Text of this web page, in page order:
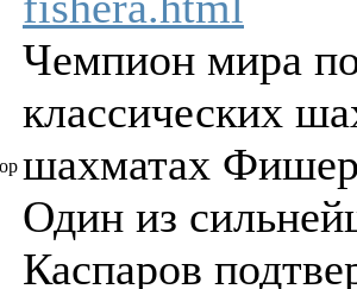
Чемпион мира
классических
шахматах
Один из
Каспаров